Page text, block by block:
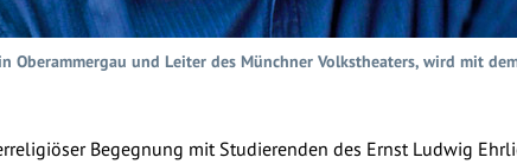
Oberammergau und Leiter des Münchner Volkstheaters, wird mit
Begegnung mit Studierenden des Ernst Ludwig